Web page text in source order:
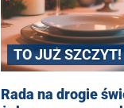
TO JUŻ SZCZYT!
Rada na drogie